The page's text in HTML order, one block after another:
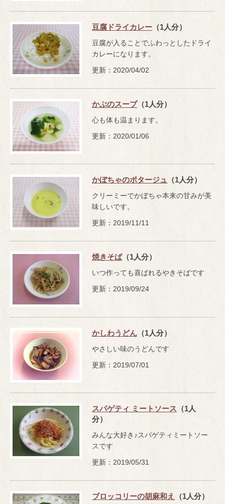
豆腐ドライカレー （1人分）
豆腐が入ることでふわっとしたドライ
カレーになります。
更新：2020/04/02
かぶのスープ（1人分）
心も体も温まります。
更新：2020/01/06
かぼちゃのポタージュ （1人分）
クリーミーでかぼちゃ本来の甘みが美
味しいです。
更新：2019/11/11
焼きそば（1人分）
いつ作っても喜ばれるやきそばです
更新：2019/09/24
かしわうどん （1人分）
やさしい味のうどんです
更新：2019/07/01
スパゲティ ミートソース （1人
分）
みんな大好き♪スパゲティミートソー
スです
更新：2019/05/31
ブロッコリーの胡麻和え （1人分）